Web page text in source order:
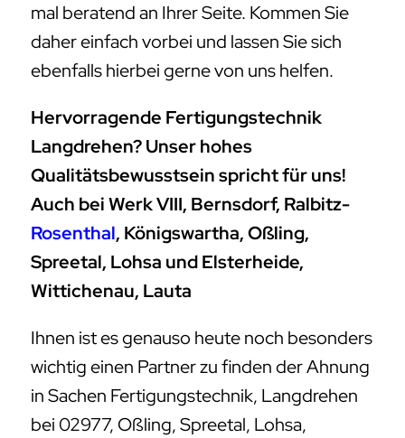
mal beratend an Ihrer Seite. Kommen Sie
daher einfach vorbei und lassen Sie sich
ebenfalls hierbei gerne von uns helfen.
Hervorragende Fertigungstechnik
Langdrehen? Unser hohes
Qualitätsbewusstsein spricht für uns!
Auch bei Werk VIII, Bernsdorf, Ralbitz-
Rosenthal, Königswartha, Oßling,
Spreetal, Lohsa und Elsterheide,
Wittichenau, Lauta
Ihnen ist es genauso heute noch besonders
wichtig einen Partner zu finden der Ahnung
in Sachen Fertigungstechnik, Langdrehen
bei 02977, Oßling, Spreetal, Lohsa,